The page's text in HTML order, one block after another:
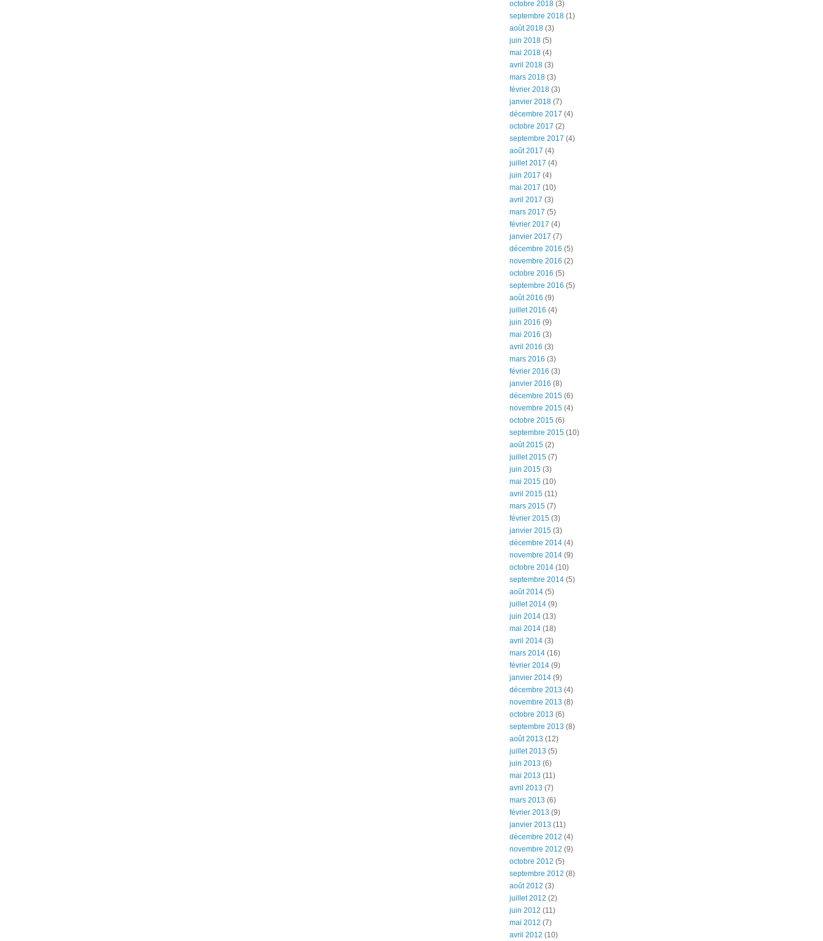
octobre 2018 (3)
septembre 2018 (1)
août 2018 (3)
juin 2018 (5)
mai 2018 (4)
avril 2018 (3)
mars 2018 (3)
février 2018 (3)
janvier 2018 (7)
décembre 2017 (4)
octobre 2017 (2)
septembre 2017 (4)
août 2017 (4)
juillet 2017 (4)
juin 2017 (4)
mai 2017 (10)
avril 2017 (3)
mars 2017 (5)
février 2017 (4)
janvier 2017 (7)
décembre 2016 (5)
novembre 2016 (2)
octobre 2016 (5)
septembre 2016 (5)
août 2016 (9)
juillet 2016 (4)
juin 2016 (9)
mai 2016 (3)
avril 2016 (3)
mars 2016 (3)
février 2016 (3)
janvier 2016 (8)
décembre 2015 (6)
novembre 2015 (4)
octobre 2015 (6)
septembre 2015 (10)
août 2015 (2)
juillet 2015 (7)
juin 2015 (3)
mai 2015 (10)
avril 2015 (11)
mars 2015 (7)
février 2015 (3)
janvier 2015 (3)
décembre 2014 (4)
novembre 2014 (9)
octobre 2014 (10)
septembre 2014 (5)
août 2014 (5)
juillet 2014 (9)
juin 2014 (13)
mai 2014 (18)
avril 2014 (3)
mars 2014 (16)
février 2014 (9)
janvier 2014 (9)
décembre 2013 (4)
novembre 2013 (8)
octobre 2013 (6)
septembre 2013 (8)
août 2013 (12)
juillet 2013 (5)
juin 2013 (6)
mai 2013 (11)
avril 2013 (7)
mars 2013 (6)
février 2013 (9)
janvier 2013 (11)
décembre 2012 (4)
novembre 2012 (9)
octobre 2012 (5)
septembre 2012 (8)
août 2012 (3)
juillet 2012 (2)
juin 2012 (11)
mai 2012 (7)
avril 2012 (10)